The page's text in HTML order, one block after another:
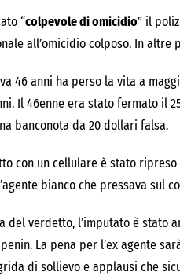
“colpevole di omicidio” il
all’omicidio colposo. In altre
46 anni ha perso la vita a
Il 46enne era stato fermato il
banconota da 20 dollari falsa.
con un cellulare è stato
bianco che pressava sul
del verdetto, l’imputato è stato
La pena per l’ex agente
di sollievo e applausi che